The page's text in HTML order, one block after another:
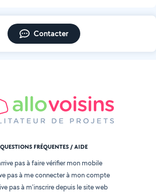
Contacter
QUESTIONS FRÉQUENTES / AIDE
pas à faire vérifier mon mobile
pas à me connecter à mon compte
pas à m'inscrire depuis le site web